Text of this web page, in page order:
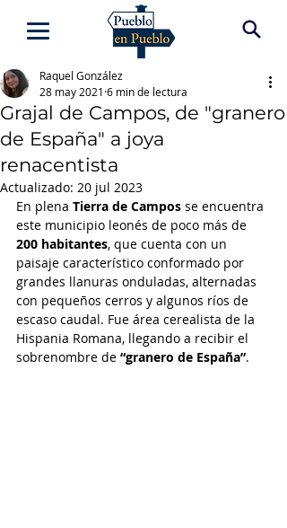
Grajal de Campos, de "granero
de España" a joya
renacentista
Raquel González
28 may 2021 6 min de lectura
Actualizado: 20 jul 2023
En plena Tierra de Campos se encuentra
este municipio leonés de poco más de
200 habitantes, que cuenta con un
paisaje característico conformado por
grandes llanuras onduladas, alternadas
con pequeños cerros y algunos ríos de
escaso caudal. Fue área cerealista de la
Hispania Romana, llegando a recibir el
sobrenombre de “granero de España”.